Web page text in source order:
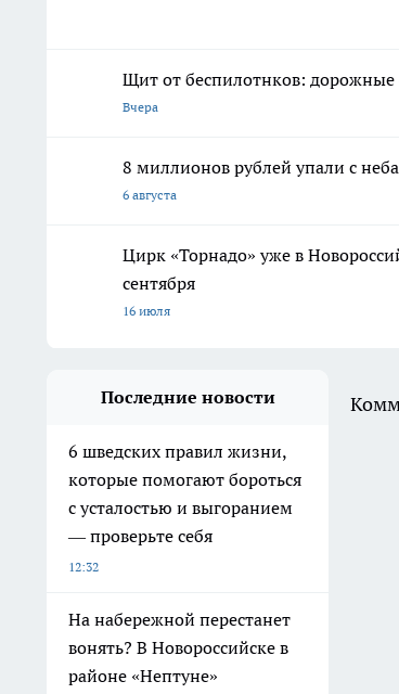
Щит от беспилотнков: дорожные
Вчера
8 миллионов рублей упали с
6 августа
Цирк «Торнадо» уже в
сентября
16 июля
Последние новости
6 шведских правил жизни,
которые помогают бороться
с усталостью и выгоранием
— проверьте себя
12:32
На набережной перестанет
вонять? В Новороссийске в
районе «Нептуне»